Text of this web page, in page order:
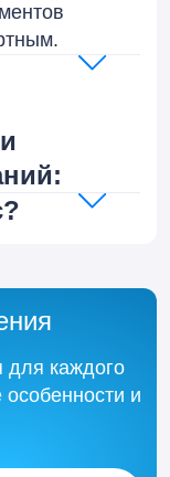
для каждого
и